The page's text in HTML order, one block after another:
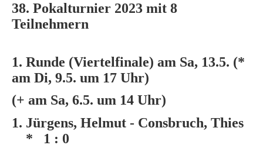
38. Pokalturnier 2023 mit 8
Teilnehmern
1. Runde (Viertelfinale) am Sa, 13.5. (*
am Di, 9.5. um 17 Uhr)
(+ am Sa, 6.5. um 14 Uhr)
1. Jürgens, Helmut - Consbruch, Thies
* 1 : 0